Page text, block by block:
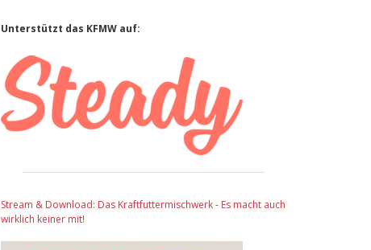
Sidebar
Unterstützt das KFMW auf:
Stream & Download: Das Kraftfuttermischwerk - Es macht auch
wirklich keiner mit!